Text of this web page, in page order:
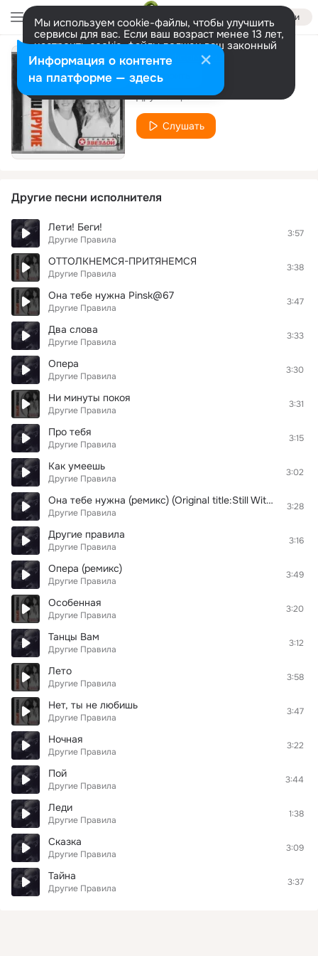
Войти
Мы используем cookie-файлы, чтобы улучшить
сервисы для вас. Если ваш возраст менее 13 лет,
настроить cookie-файлы должен ваш законный
представитель. Больше информации
Разрешить все Настроить
Ветер памяти
Другие Правила
Слушать
Другие песни исполнителя
Лети! Беги!
Другие Правила
3:57
ОТТОЛКНЕМСЯ-ПРИТЯНЕМСЯ
Другие Правила
3:38
Она тебе нужна Pinsk@67
Другие Правила
3:47
Два слова
Другие Правила
3:33
Опера
Другие Правила
3:30
Ни минуты покоя
Другие Правила
3:31
Про тебя
Другие Правила
3:15
Как умеешь
Другие Правила
3:02
Она тебе нужна (ремикс) (Original title:Still With Love With You)
Другие Правила
3:28
Другие правила
Другие Правила
3:16
Опера (ремикс)
Другие Правила
3:49
Особенная
Другие Правила
3:20
Танцы Вам
Другие Правила
3:12
Лето
Другие Правила
3:58
Нет, ты не любишь
Другие Правила
3:47
Ночная
Другие Правила
3:22
Пой
Другие Правила
3:44
Леди
Другие Правила
1:38
Сказка
Другие Правила
3:09
Тайна
Другие Правила
3:37
Информация о контенте
на платформе — здесь